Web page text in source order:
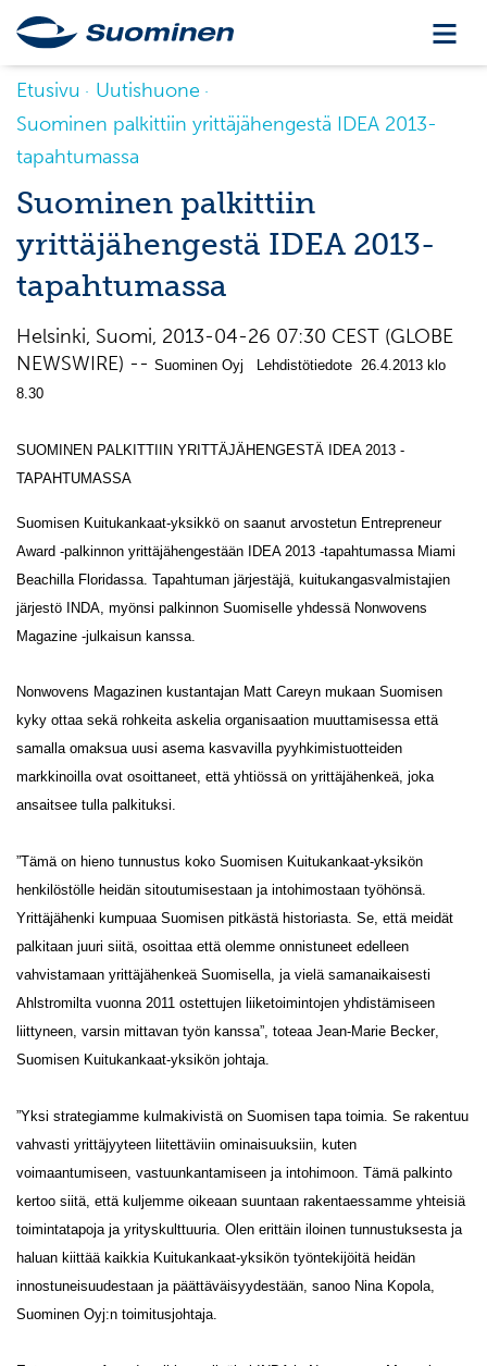
Etusivu
Uutishuone
Suominen palkittiin yrittäjähengestä IDEA 2013-
tapahtumassa
Suominen palkittiin
yrittäjähengestä IDEA 2013-
tapahtumassa
Helsinki, Suomi, 2013-04-26 07:30 CEST (GLOBE
NEWSWIRE) -- Suominen Oyj Lehdistötiedote 26.4.2013 klo
8.30
SUOMINEN PALKITTIIN YRITTÄJÄHENGESTÄ IDEA 2013 -
TAPAHTUMASSA
Suomisen Kuitukankaat-yksikkö on saanut arvostetun Entrepreneur
Award -palkinnon yrittäjähengestään IDEA 2013 -tapahtumassa Miami
Beachilla Floridassa. Tapahtuman järjestäjä, kuitukangasvalmistajien
järjestö INDA, myönsi palkinnon Suomiselle yhdessä Nonwovens
Magazine -julkaisun kanssa.
Nonwovens Magazinen kustantajan Matt Careyn mukaan Suomisen
kyky ottaa sekä rohkeita askelia organisaation muuttamisessa että
samalla omaksua uusi asema kasvavilla pyyhkimistuotteiden
markkinoilla ovat osoittaneet, että yhtiössä on yrittäjähenkeä, joka
ansaitsee tulla palkituksi.
”Tämä on hieno tunnustus koko Suomisen Kuitukankaat-yksikön
henkilöstölle heidän sitoutumisestaan ja intohimostaan työhönsä.
Yrittäjähenki kumpuaa Suomisen pitkästä historiasta. Se, että meidät
palkitaan juuri siitä, osoittaa että olemme onnistuneet edelleen
vahvistamaan yrittäjähenkeä Suomisella, ja vielä samanaikaisesti
Ahlstromilta vuonna 2011 ostettujen liiketoimintojen yhdistämiseen
liittyneen, varsin mittavan työn kanssa”, toteaa Jean-Marie Becker,
Suomisen Kuitukankaat-yksikön johtaja.
”Yksi strategiamme kulmakivistä on Suomisen tapa toimia. Se rakentuu
vahvasti yrittäjyyteen liitettäviin ominaisuuksiin, kuten
voimaantumiseen, vastuunkantamiseen ja intohimoon. Tämä palkinto
kertoo siitä, että kuljemme oikeaan suuntaan rakentaessamme yhteisiä
toimintatapoja ja yrityskulttuuria. Olen erittäin iloinen tunnustuksesta ja
haluan kiittää kaikkia Kuitukankaat-yksikön työntekijöitä heidän
innostuneisuudestaan ja päättäväisyydestään, sanoo Nina Kopola,
Suominen Oyj:n toimitusjohtaja.